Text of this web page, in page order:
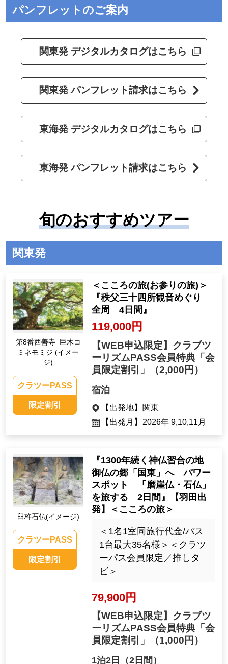
パンフレットのご案内
関東発 デジタルカタログはこちら
関東発 パンフレット請求はこちら
東海発 デジタルカタログはこちら
東海発 パンフレット請求はこちら
旬のおすすめツアー
関東発
第8番西善寺_巨木コ
ミネモミジ (イメー
ジ)
クラツーPASS
限定割引
＜こころの旅(お参りの旅)＞
『秩父三十四所観音めぐり
全周 4日間』
119,000円
【WEB申込限定】クラブツ
ーリズムPASS会員特典「会
員限定割引」
（2,000円）
宿泊
【出発地】 関東
【出発月】 2026年 9,10,11月
臼杵石仏(イメージ)
クラツーPASS
限定割引
『1300年続く神仏習合の地
御仏の郷「国東」へ パワー
スポット 「磨崖仏・石仏」
を旅する 2日間』【羽田出
発】＜こころの旅＞
＜1名1室同旅行代金/バス
1台最大35名様＞＜クラツ
ーパス会員限定／推しタ
ビ＞
79,900円
【WEB申込限定】クラブツ
ーリズムPASS会員特典「会
員限定割引」
（1,000円）
1泊2日（2日間）